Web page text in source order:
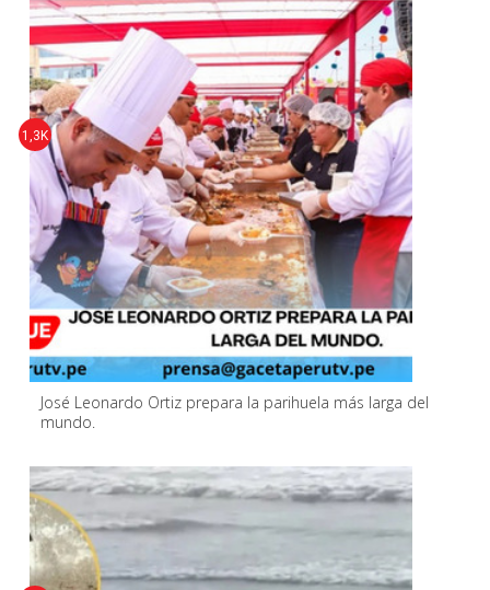
José Leonardo Ortiz prepara la parihuela más larga del
mundo.
1,3K